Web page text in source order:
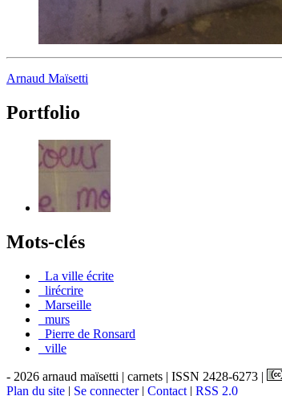
Arnaud Maïsetti
Portfolio
Mots-clés
_La ville écrite
_lirécrire
_Marseille
_murs
_Pierre de Ronsard
_ville
- 2026 arnaud maïsetti | carnets | ISSN 2428-6273 |
Plan du site | Se connecter| Contact | RSS 2.0